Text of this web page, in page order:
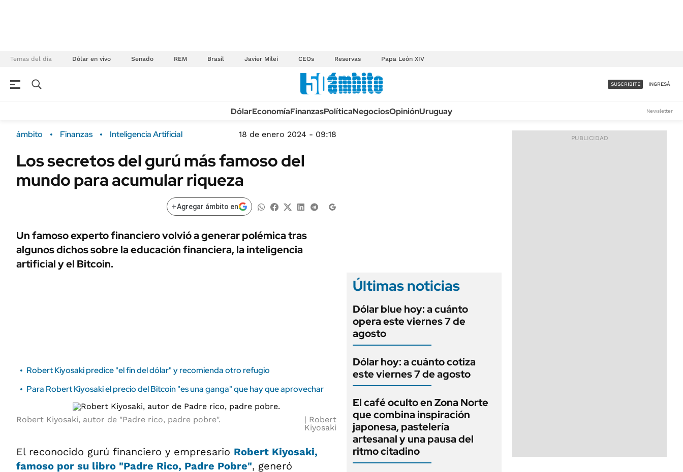
Temas del día Dólar en vivo Senado REM Brasil Javier Milei CEOs Reservas Papa León XIV
Campo
FINANZAS
ÁMBITO DEBATE
MEDIAKIT AMBITO DEBATE
Sustentabilidad
Seguros
POLÍTICA
TECNOLOGÍA
MÉXICO
MUNDO
LIFESTYLE
AUTOS
ACCESO FULL - $1.800/MES
SUSCRIBITE INGRESÁ
DólarEconomíaFinanzasPolíticaNegociosOpiniónUruguay Newsletter
ámbito Finanzas Inteligencia Artificial 18 de enero 2024 - 09:18
Los secretos del gurú más famoso del
mundo para acumular riqueza
+Agregar ámbito en
Un famoso experto financiero volvió a generar polémica tras
algunos dichos sobre la educación financiera, la inteligencia
artificial y el Bitcoin.
Robert Kiyosaki predice "el fin del dólar" y recomienda otro refugio
Para Robert Kiyosaki el precio del Bitcoin "es una ganga" que hay que aprovechar
Robert Kiyosaki, autor de "Padre rico, padre pobre".
Robert
Kiyosaki
El reconocido gurú financiero y empresario Robert Kiyosaki,
famoso por su libro "Padre Rico, Padre Pobre", generó
Últimas noticias
Dólar blue hoy: a cuánto
opera este viernes 7 de
agosto
Dólar hoy: a cuánto cotiza
este viernes 7 de agosto
El café oculto en Zona Norte
que combina inspiración
japonesa, pastelería
artesanal y una pausa del
ritmo citadino